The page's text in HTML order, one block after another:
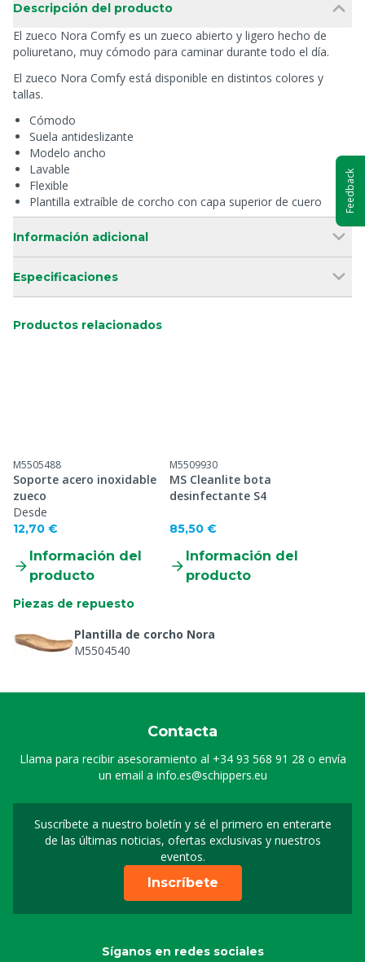
Descripción del producto
El zueco Nora Comfy es un zueco abierto y ligero hecho de
poliuretano, muy cómodo para caminar durante todo el día.
El zueco Nora Comfy está disponible en distintos colores y
tallas.
Cómodo
Suela antideslizante
Modelo ancho
Lavable
Flexible
Plantilla extraíble de corcho con capa superior de cuero
Información adicional
Especificaciones
Productos relacionados
M5505488
Soporte acero inoxidable
zueco
Desde
12,70 €
Información del
producto
M5509930
MS Cleanlite bota
desinfectante S4
85,50 €
Información del
producto
Piezas de repuesto
Plantilla de corcho Nora
M5504540
Contacta
Llama para recibir asesoramiento al +34 93 568 91 28 o envía
un email a info.es@schippers.eu
Suscríbete a nuestro boletín y sé el primero en enterarte
de las últimas noticias, ofertas exclusivas y nuestros
eventos.
Suscripción a nuestro
Inscríbete
Síganos en redes sociales
Feedback